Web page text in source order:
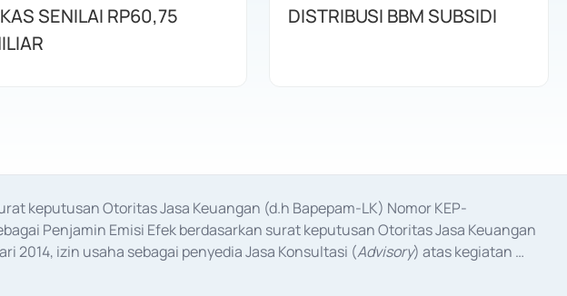
SENILAI RP60,75
DISTRIBUSI BBM SUBSIDI
keputusan Otoritas Jasa Keuangan (d.h Bapepam-LK) Nomor KEP-
Penjamin Emisi Efek berdasarkan surat keputusan Otoritas Jasa Keuangan
2014, izin usaha sebagai penyedia Jasa Konsultasi (Advisory) atas kegiatan